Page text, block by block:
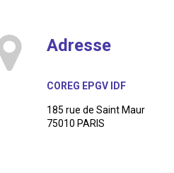
Adresse
COREG EPGV IDF
185 rue de Saint Maur
75010 PARIS